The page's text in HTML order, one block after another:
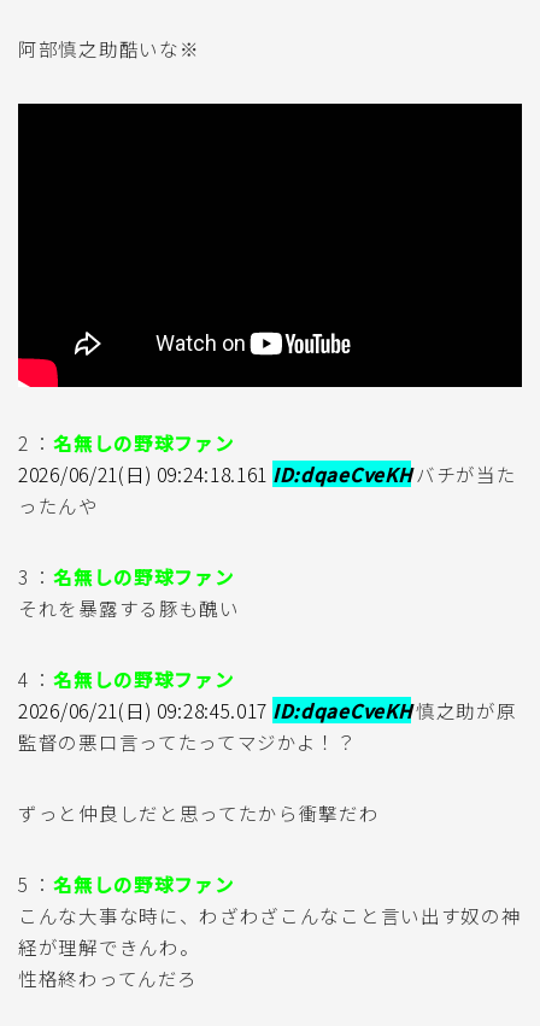
阿部慎之助酷いな※
2 ：名無しの野球ファン
2026/06/21(日) 09:24:18.161 ID:dqaeCveKHバチが当た
ったんや
3 ：名無しの野球ファン
それを暴露する豚も醜い
4 ：名無しの野球ファン
2026/06/21(日) 09:28:45.017 ID:dqaeCveKH慎之助が原
監督の悪口言ってたってマジかよ！？
ずっと仲良しだと思ってたから衝撃だわ
5 ：名無しの野球ファン
こんな大事な時に、わざわざこんなこと言い出す奴の神
経が理解できんわ。
性格終わってんだろ